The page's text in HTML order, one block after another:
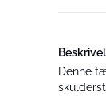
Denne